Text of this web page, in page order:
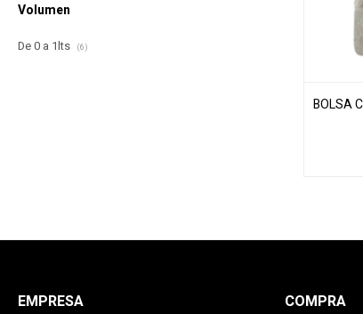
BOLSA
Volumen
De 0 a 1lts (6)
EMPRESA COMPRA